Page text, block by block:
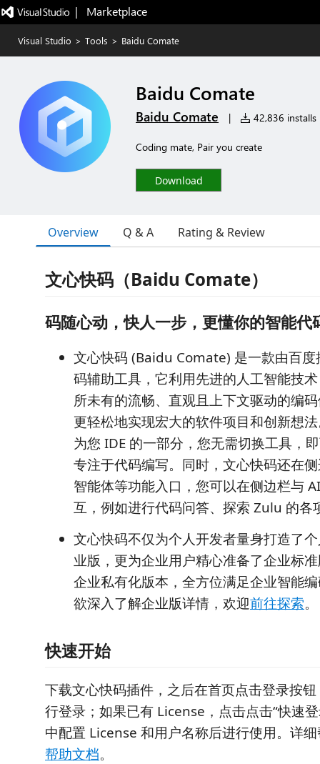
|   Marketplace
Visual Studio > Tools > Baidu Comate
Baidu Comate
Baidu Comate | 42,836 installs
Coding mate, Pair you create
Download
Overview Q & A Rating & Review
文心快码（Baidu Comate）
码随心动，快人一步，更懂你的智能代
文心快码 (Baidu Comate) 是一款由百
码辅助工具，它利用先进的人工智能技
所未有的流畅、直观且上下文驱动的编
更轻松地实现宏大的软件项目和创新想
为您 IDE 的一部分，您无需切换工具，
专注于代码编写。同时，文心快码还在
智能体等功能入口，您可以在侧边栏与
互，例如进行代码问答、探索 Zulu 的各
文心快码不仅为个人开发者量身打造了
业版，更为企业用户精心准备了企业标
企业私有化版本，全方位满足企业智能
欲深入了解企业版详情，欢迎前往探索。
快速开始
下载文心快码插件，之后在首页点击登录按
行登录；如果已有 License，点击点击“快速
中配置 License 和用户名称后进行使用。详
帮助文档。